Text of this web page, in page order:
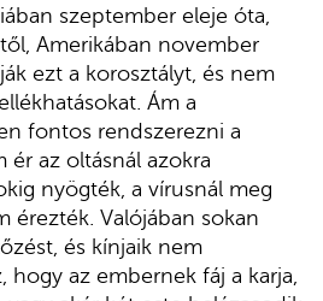
szeptember eleje óta,
Amerikában november
ezt a korosztályt, és nem
Ám a
fontos rendszerezni a
az oltásnál azokra
nyögték, a vírusnál meg
érezték. Valójában sokan
és kínjaik nem
hogy az embernek fáj a karja,